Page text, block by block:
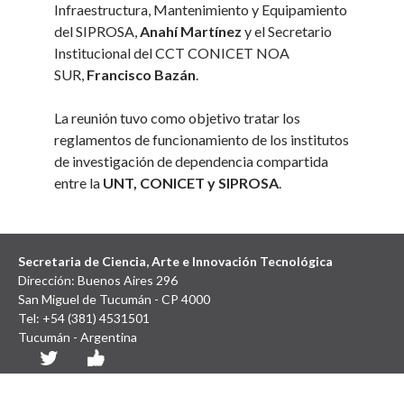
Infraestructura, Mantenimiento y Equipamiento
del SIPROSA,Anahí Martínez y el Secretario
Institucional del CCT CONICET NOA
SUR, Francisco Bazán.
La reunión tuvo como objetivo tratar los
reglamentos de funcionamiento de los institutos
de investigación de dependencia compartida
entre la UNT, CONICET y SIPROSA.
Secretaria de Ciencia, Arte e Innovación Tecnológica
Dirección: Buenos Aires 296
San Miguel de Tucumán - CP 4000
Tel: +54 (381) 4531501
Tucumán - Argentina